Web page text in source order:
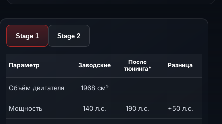
Stage 1 Stage 2
Параметр Заводские
После
тюнинга*
Разница
Объём двигателя 1968 см³
Мощность 140 л.с. 190 л.с. +50 л.с.